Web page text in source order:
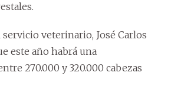
veterinario, José Carlos
este año habrá una
270.000 y 320.000 cabezas